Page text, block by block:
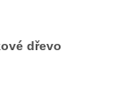
dřevo